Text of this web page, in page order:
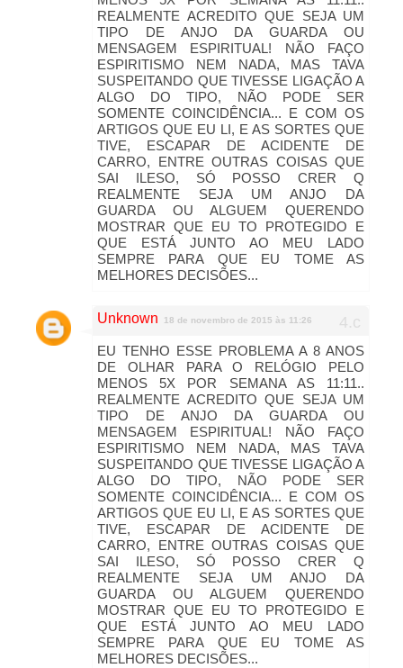
REALMENTE ACREDITO QUE SEJA UM
TIPO DE ANJO DA GUARDA OU
MENSAGEM ESPIRITUAL! NÃO FAÇO
ESPIRITISMO NEM NADA, MAS TAVA
SUSPEITANDO QUE TIVESSE LIGAÇÃO A
ALGO DO TIPO, NÃO PODE SER
SOMENTE COINCIDÊNCIA... E COM OS
ARTIGOS QUE EU LI, E AS SORTES QUE
TIVE, ESCAPAR DE ACIDENTE DE
CARRO, ENTRE OUTRAS COISAS QUE
SAI ILESO, SÓ POSSO CRER Q
REALMENTE SEJA UM ANJO DA
GUARDA OU ALGUEM QUERENDO
MOSTRAR QUE EU TO PROTEGIDO E
QUE ESTÁ JUNTO AO MEU LADO
SEMPRE PARA QUE EU TOME AS
MELHORES DECISÕES...
Unknown 18 de novembro de 2015 às 11:26
EU TENHO ESSE PROBLEMA A 8 ANOS
DE OLHAR PARA O RELÓGIO PELO
MENOS 5X POR SEMANA AS 11:11..
REALMENTE ACREDITO QUE SEJA UM
TIPO DE ANJO DA GUARDA OU
MENSAGEM ESPIRITUAL! NÃO FAÇO
ESPIRITISMO NEM NADA, MAS TAVA
SUSPEITANDO QUE TIVESSE LIGAÇÃO A
ALGO DO TIPO, NÃO PODE SER
SOMENTE COINCIDÊNCIA... E COM OS
ARTIGOS QUE EU LI, E AS SORTES QUE
TIVE, ESCAPAR DE ACIDENTE DE
CARRO, ENTRE OUTRAS COISAS QUE
SAI ILESO, SÓ POSSO CRER Q
REALMENTE SEJA UM ANJO DA
GUARDA OU ALGUEM QUERENDO
MOSTRAR QUE EU TO PROTEGIDO E
QUE ESTÁ JUNTO AO MEU LADO
SEMPRE PARA QUE EU TOME AS
MELHORES DECISÕES...